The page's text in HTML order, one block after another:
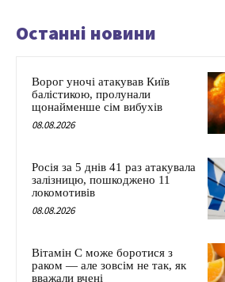
Останні новини
Ворог уночі атакував Київ
балістикою, пролунали
щонайменше сім вибухів
08.08.2026
Росія за 5 днів 41 раз атакувала
залізницю, пошкоджено 11
локомотивів
08.08.2026
Вітамін C може боротися з
раком — але зовсім не так, як
вважали вчені